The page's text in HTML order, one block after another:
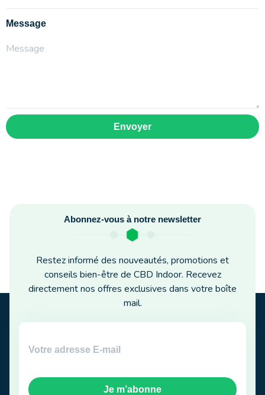
Message
Envoyer
Abonnez-vous à notre newsletter
Restez informé des nouveautés, promotions et
conseils bien-être de CBD Indoor. Recevez
directement nos offres exclusives dans votre boîte
mail.
Je m’abonne